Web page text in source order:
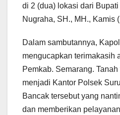
di 2 (dua) lokasi dari
Nugraha, SH., MH., Kamis
Dalam sambutannya,
mengucapkan terimakasih
Pemkab. Semarang.
menjadi Kantor Polsek
Bancak tersebut yang
dan memberikan